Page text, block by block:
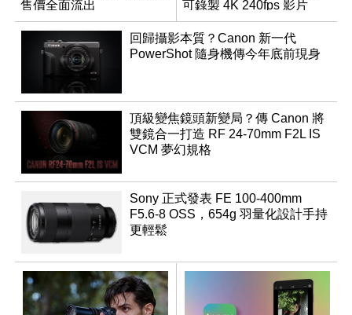
售價全面流出
可錄製 4K 240fps 影片
回歸攝影本質？Canon 新一代
PowerShot 隨身機傳今年底前現身
頂級變焦鏡頭新變局？傳 Canon 將
雙鏡合一打造 RF 24-70mm F2L IS
VCM 夢幻規格
Sony 正式發表 FE 100-400mm
F5.6-8 OSS，654g 羽量化設計手持
更輕鬆